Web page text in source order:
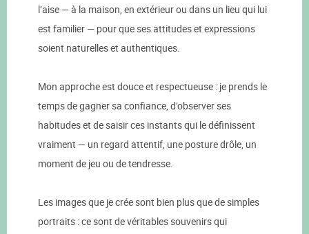
l’aise — à la maison, en extérieur ou dans un lieu qui lui
est familier — pour que ses attitudes et expressions
soient naturelles et authentiques.
Mon approche est douce et respectueuse : je prends le
temps de gagner sa confiance, d’observer ses
habitudes et de saisir ces instants qui le définissent
vraiment — un regard attentif, une posture drôle, un
moment de jeu ou de tendresse.
Les images que je crée sont bien plus que de simples
portraits : ce sont de véritables souvenirs qui